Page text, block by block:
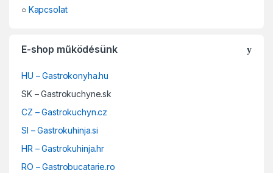
○ Kapcsolat
E-shop működésünk
HU – Gastrokonyha.hu
SK – Gastrokuchyne.sk
CZ – Gastrokuchyn.cz
SI – Gastrokuhinja.si
HR – Gastrokuhinja.hr
RO – Gastrobucatarie.ro